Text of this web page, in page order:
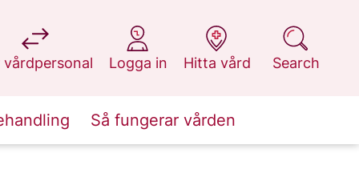
vårdpersonal
at 1177.se
Logga in
at 1177.se
Hitta vård
at 1177.se
Search
at 1177.se
Så fungerar vården